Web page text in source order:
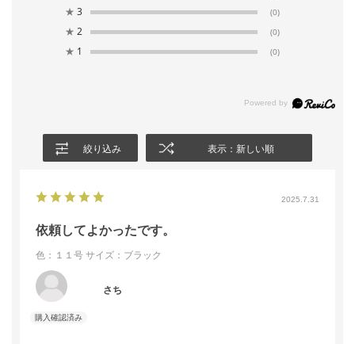
★ 3 (0)
★ 2 (0)
★ 1 (0)
絞り込み 表示：新しい順
2025.7.31
依頼してよかったです。
色：１１号 サイズ：ブラック
さち